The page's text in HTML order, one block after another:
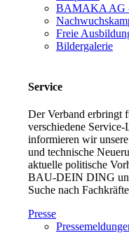
BAMAKA AG -
Freie
Bildergalerie
Service
Der Verband erbringt
verschiedene
informieren wir
und technische
aktuelle politische
BAU-DEIN DING
Suche nach
Presse